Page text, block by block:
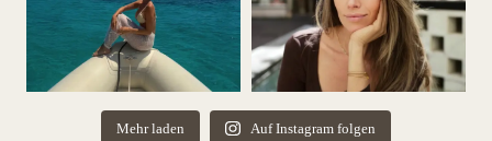
Mehr laden Auf Instagram folgen